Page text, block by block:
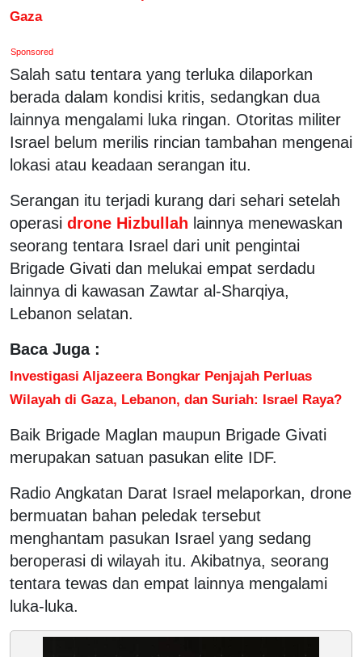
Gaza
Sponsored
Salah satu tentara yang terluka dilaporkan
berada dalam kondisi kritis, sedangkan dua
lainnya mengalami luka ringan. Otoritas militer
Israel belum merilis rincian tambahan mengenai
lokasi atau keadaan serangan itu.
Serangan itu terjadi kurang dari sehari setelah
operasi drone Hizbullah lainnya menewaskan
seorang tentara Israel dari unit pengintai
Brigade Givati dan melukai empat serdadu
lainnya di kawasan Zawtar al-Sharqiya,
Lebanon selatan.
Baca Juga :
Investigasi Aljazeera Bongkar Penjajah Perluas
Wilayah di Gaza, Lebanon, dan Suriah: Israel Raya?
Baik Brigade Maglan maupun Brigade Givati
merupakan satuan pasukan elite IDF.
Radio Angkatan Darat Israel melaporkan, drone
bermuatan bahan peledak tersebut
menghantam pasukan Israel yang sedang
beroperasi di wilayah itu. Akibatnya, seorang
tentara tewas dan empat lainnya mengalami
luka-luka.